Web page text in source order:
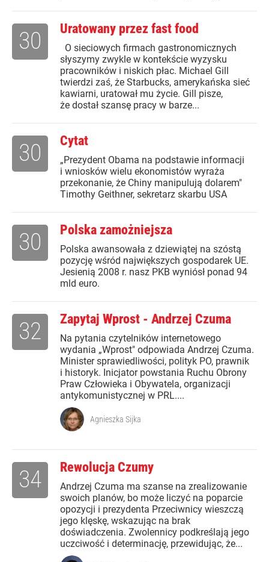
Uratowany przez fast food
O sieciowych firmach gastronomicznych
słyszymy zwykle w kontekście wyzysku
pracowników i niskich płac. Michael Gill
twierdzi zaś, że Starbucks, amerykańska sieć
kawiarni, uratował mu życie. Gill pisze,
że dostał szansę pracy w barze...
30
Cytat
„Prezydent Obama na podstawie informacji
i wniosków wielu ekonomistów wyraża
przekonanie, że Chiny manipulują dolarem"
Timothy Geithner, sekretarz skarbu USA
30
Polska zamożniejsza
Polska awansowała z dziewiątej na szóstą
pozycję wśród największych gospodarek UE.
Jesienią 2008 r. nasz PKB wyniósł ponad 94
mld euro.
30
Zapytaj Wprost - Andrzej Czuma
Na pytania czytelników internetowego
wydania „Wprost" odpowiada Andrzej Czuma.
Minister sprawiedliwości, polityk PO, prawnik
i historyk. Inicjator powstania Ruchu Obrony
Praw Człowieka i Obywatela, organizacji
antykomunistycznej w PRL....
32
Agnieszka Sijka
Rewolucja Czumy
Andrzej Czuma ma szanse na zrealizowanie
swoich planów, bo może liczyć na poparcie
opozycji i prezydenta Przeciwnicy wieszczą
jego klęskę, wskazując na brak
doświadczenia. Zwolennicy podkreślają jego
uczciwość i determinację, przewidując, że...
34